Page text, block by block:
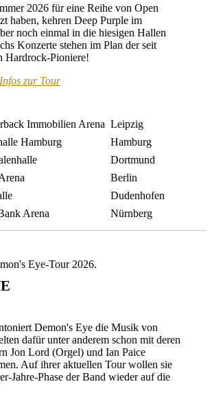
2026 für eine Reihe von Open
haben, kehren Deep Purple im
noch einmal in die hiesigen Hallen
Konzerte stehen im Plan der seit
Hardrock-Pioniere!
zur Tour
Immobilien Arena Leipzig
Hamburg
Hamburg
Dortmund
Berlin
Dudenhofen
Arena Nürnberg
Demon's Eye die Musik von
dafür unter anderem schon mit deren
Jon Lord (Orgel) und Ian Paice
Auf ihrer aktuellen Tour wollen sie
Jahre-Phase der Band wieder auf die